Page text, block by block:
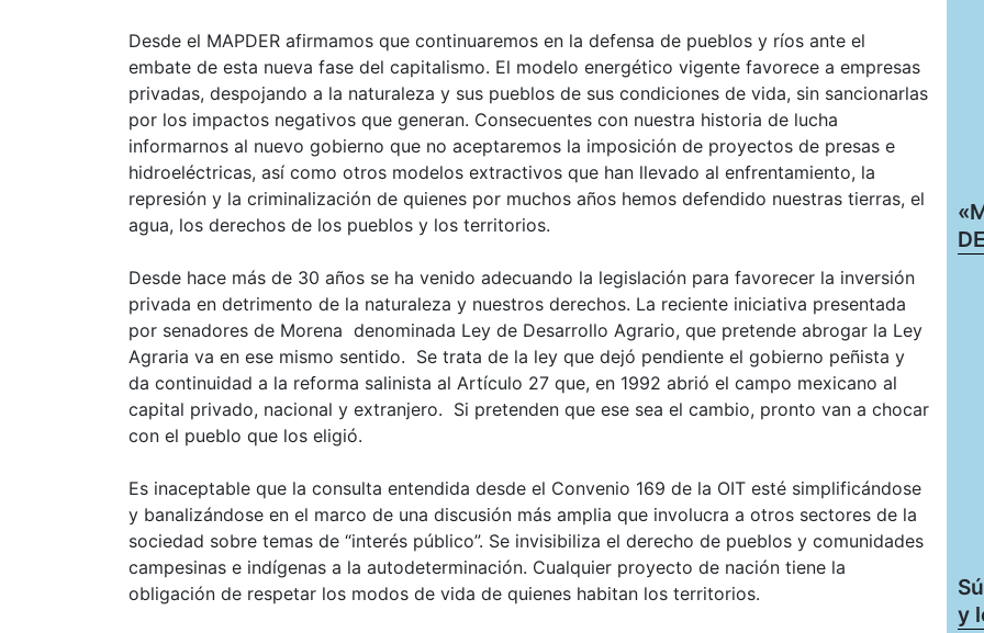
Desde el MAPDER afirmamos que continuaremos en la defensa de pueblos y ríos ante el
embate de esta nueva fase del capitalismo. El modelo energético vigente favorece a empresas
privadas, despojando a la naturaleza y sus pueblos de sus condiciones de vida, sin sancionarlas
por los impactos negativos que generan. Consecuentes con nuestra historia de lucha
informarnos al nuevo gobierno que no aceptaremos la imposición de proyectos de presas e
hidroeléctricas, así como otros modelos extractivos que han llevado al enfrentamiento, la
represión y la criminalización de quienes por muchos años hemos defendido nuestras tierras, el
agua, los derechos de los pueblos y los territorios.
Desde hace más de 30 años se ha venido adecuando la legislación para favorecer la inversión
privada en detrimento de la naturaleza y nuestros derechos. La reciente iniciativa presentada
por senadores de Morena denominada Ley de Desarrollo Agrario, que pretende abrogar la Ley
Agraria va en ese mismo sentido. Se trata de la ley que dejó pendiente el gobierno peñista y
da continuidad a la reforma salinista al Artículo 27 que, en 1992 abrió el campo mexicano al
capital privado, nacional y extranjero. Si pretenden que ese sea el cambio, pronto van a chocar
con el pueblo que los eligió.
Es inaceptable que la consulta entendida desde el Convenio 169 de la OIT esté simplificándose
y banalizándose en el marco de una discusión más amplia que involucra a otros sectores de la
sociedad sobre temas de “interés público”. Se invisibiliza el derecho de pueblos y comunidades
campesinas e indígenas a la autodeterminación. Cualquier proyecto de nación tiene la
obligación de respetar los modos de vida de quienes habitan los territorios.
y